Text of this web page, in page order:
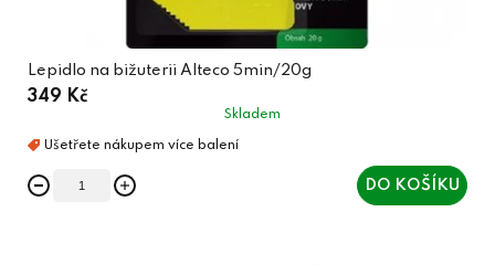
Lepidlo na bižuterii Alteco 5min/20g
349 Kč
Skladem
DO KOŠÍKU